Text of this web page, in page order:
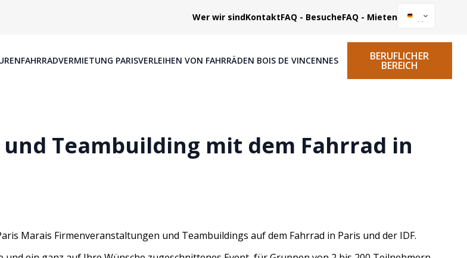
Wer wir sindKontaktFAQ - BesucheFAQ - Mieten
FAHRRADVERMIETUNG PARISVERLEIHEN VON FAHRRÄDEN BOIS DE VINCENNES BERUFLICHER
BEREICH
Teambuilding mit dem Fahrrad in
Marais Firmenveranstaltungen und Teambuildings auf dem Fahrrad in Paris und der IDF.